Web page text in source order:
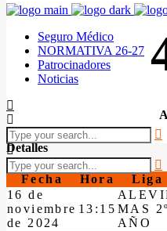
Seguro Médico
NORMATIVA 26-27
Patrocinadores
Noticias
Detalles
Fecha Hora Liga
16 de
noviembre
de 2024
13:15 MAS 2º
AÑO